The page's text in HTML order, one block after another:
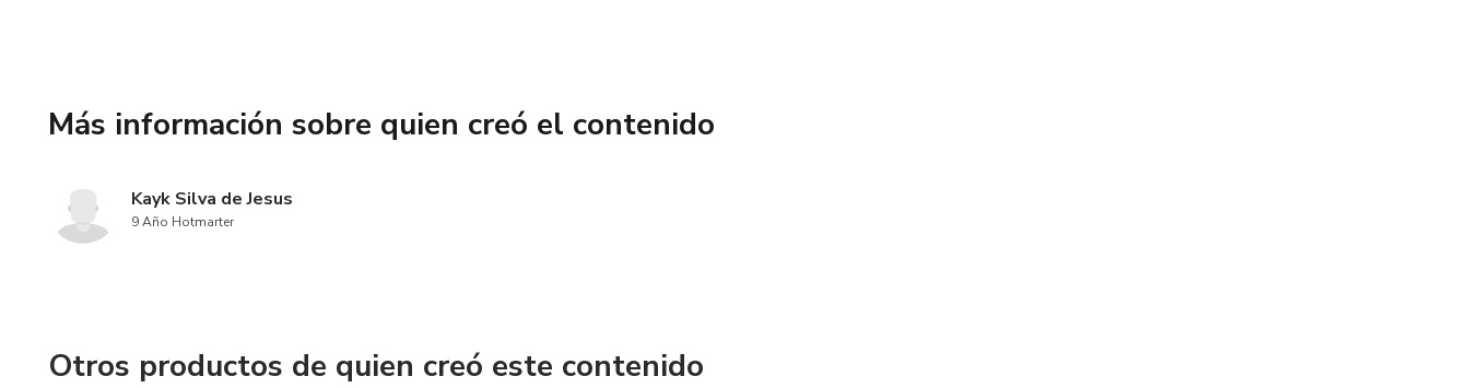
✔ Técnicas desde nivel básico hasta avanzado
Más información sobre quien creó el contenido
Kayk Silva de Jesus
9 Año Hotmarter
Otros productos de quien creó este contenido